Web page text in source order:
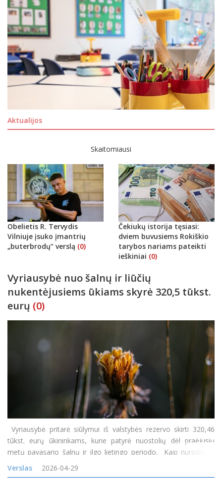
Aktualijos
Skaitomiausi
Obelietis R. Tervydis
Vilniuje įsuko įmantrių
„buterbrodų“ verslą (0)
Čekiukų istorija tęsiasi:
dviem buvusiems Rokiškio
tarybos nariams pateikti
ieškiniai (0)
Vyriausybė nuo šalnų ir liūčių
nukentėjusiems ūkiams skyrė 320,5 tūkst.
eurų (0)
Vyriausybė pritarė siūlymui iš valstybės rezervo skirti 320,46
tūkst. eurų ūkininkams, kurie patyrė nuostolių dėl praėjusių
metų pavasario šalnų ir ilgo lietingo periodo. Kaip nurodoma
Finansų ministerijos parengtame projekte, siūloma valstybės
rezervo lėšų dalį lai
Verslas 2026-04-29